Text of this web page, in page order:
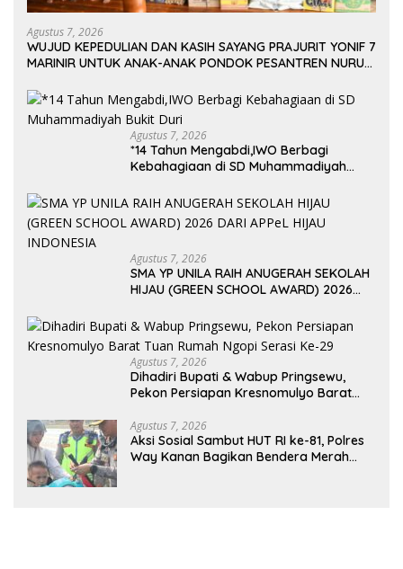
Agustus 7, 2026
WUJUD KEPEDULIAN DAN KASIH SAYANG PRAJURIT YONIF 7
MARINIR UNTUK ANAK-ANAK PONDOK PESANTREN NURUL
Agustus 7, 2026
*14 Tahun Mengabdi,IWO Berbagi
Kebahagiaan di SD Muhammadiyah
Agustus 7, 2026
SMA YP UNILA RAIH ANUGERAH SEKOLAH
HIJAU (GREEN SCHOOL AWARD) 2026
Agustus 7, 2026
Dihadiri Bupati & Wabup Pringsewu,
Pekon Persiapan Kresnomulyo Barat
Agustus 7, 2026
Aksi Sosial Sambut HUT RI ke-81, Polres
Way Kanan Bagikan Bendera Merah